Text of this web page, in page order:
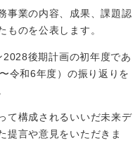
事業の内容、成果、課題認
ものを公表します。
後期計画の初年度であ
令和6年度）の振り返りを
て構成されるいいだ未来デ
提言や意見をいただきま